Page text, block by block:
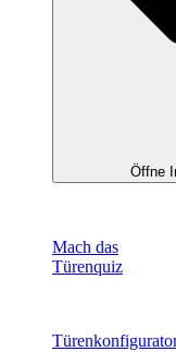
Öffne
Mach das
Türenquiz